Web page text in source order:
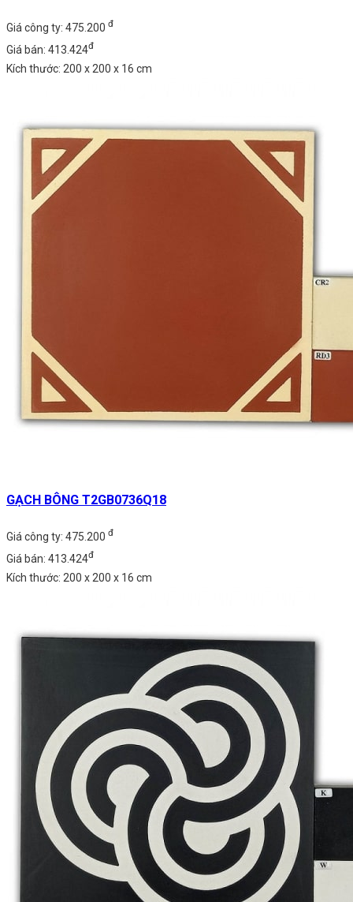
Giá công ty: 475.200 đ
Giá bán: 413.424đ
Kích thước: 200 x 200 x 16 cm
GẠCH BÔNG T2GB0736Q18
Giá công ty: 475.200 đ
Giá bán: 413.424đ
Kích thước: 200 x 200 x 16 cm